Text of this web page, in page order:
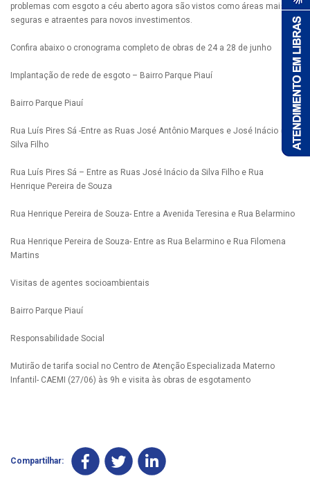
problemas com esgoto a céu aberto agora são vistos como áreas mais
seguras e atraentes para novos investimentos.
Confira abaixo o cronograma completo de obras de 24 a 28 de junho
Implantação de rede de esgoto – Bairro Parque Piauí
Bairro Parque Piauí
Rua Luís Pires Sá -Entre as Ruas José Antônio Marques e José Inácio da
Silva Filho
Rua Luís Pires Sá – Entre as Ruas José Inácio da Silva Filho e Rua
Henrique Pereira de Souza
Rua Henrique Pereira de Souza- Entre a Avenida Teresina e Rua Belarmino
Rua Henrique Pereira de Souza- Entre as Rua Belarmino e Rua Filomena
Martins
Visitas de agentes socioambientais
Bairro Parque Piauí
Responsabilidade Social
Mutirão de tarifa social no Centro de Atenção Especializada Materno
Infantil- CAEMI (27/06) às 9h e visita às obras de esgotamento
Compartilhar: